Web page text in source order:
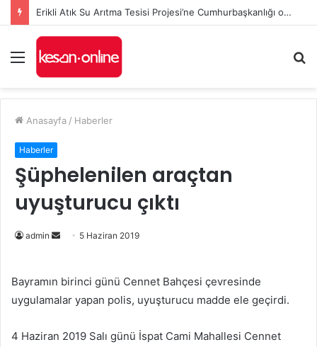
Erikli Atık Su Arıtma Tesisi Projesi’ne Cumhurbaşkanlığı onayı
Menü
...
Anasayfa / Haberler
Haberler
Şüphelenilen araçtan
uyuşturucu çıktı
admin
Bir
göndermek
5 Haziran 2019
Bayramın birinci günü Cennet Bahçesi çevresinde
uygulamalar yapan polis, uyuşturucu madde ele geçirdi.
4 Haziran 2019 Salı günü İspat Cami Mahallesi Cennet